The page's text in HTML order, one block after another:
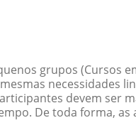
grupos (Cursos
necessidades
devem ser
De toda forma,